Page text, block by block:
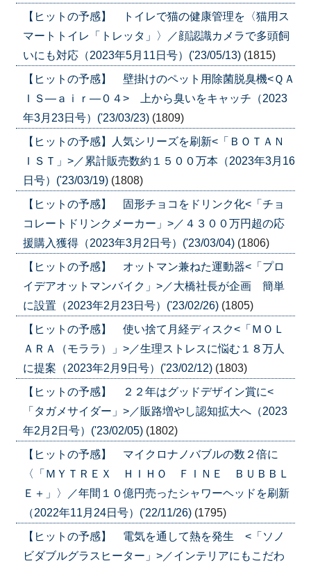
【ヒットの予感】 トイレで猫の健康管理を〈猫用ス
マートトイレ「トレッタ」〉／顔認識カメラで多頭飼
いにも対応（2023年5月11日号）('23/05/13) (1815)
【ヒットの予感】 壁掛けのペット用除菌脱臭機<ＱＡ
ＩＳ―ａｉｒ―０４> 上から臭いをキャッチ（2023
年3月23日号）('23/03/23) (1809)
【ヒットの予感】人気シリーズを刷新<「ＢＯＴＡＮ
ＩＳＴ」>／累計販売数約１５００万本（2023年3月16
日号）('23/03/19) (1808)
【ヒットの予感】 固形チョコをドリンク化<「チョ
コレートドリンクメーカー」>／４３００万円超の応
援購入獲得（2023年3月2日号）('23/03/04) (1806)
【ヒットの予感】 オットマン兼ねた運動器<「プロ
イデアオットマンバイク」>／大橋社長が企画 簡単
に設置（2023年2月23日号）('23/02/26) (1805)
【ヒットの予感】 使い捨て月経ディスク<「ＭＯＬ
ＡＲＡ（モララ）」>／生理ストレスに悩む１８万人
に提案（2023年2月9日号）('23/02/12) (1803)
【ヒットの予感】 ２２年はグッドデザイン賞に<
「タガメサイダー」>／販路増やし認知拡大へ（2023
年2月2日号）('23/02/05) (1802)
【ヒットの予感】 マイクロナノバブルの数２倍に
〈「ＭＹＴＲＥＸ ＨＩＨＯ ＦＩＮＥ ＢＵＢＢＬ
Ｅ＋」〉／年間１０億円売ったシャワーヘッドを刷新
（2022年11月24日号）('22/11/26) (1795)
【ヒットの予感】 電気を通して熱を発生 <「ソノ
ビダブルグラスヒーター」>／インテリアにもこだわ